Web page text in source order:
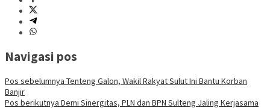
Navigasi pos
Pos sebelumnya Tenteng Galon, Wakil Rakyat Sulut Ini Bantu Korban
Banjir
Pos berikutnya Demi Sinergitas, PLN dan BPN Sulteng Jaling Kerjasama